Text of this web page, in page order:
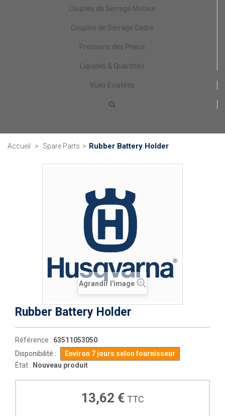
Couples de Serrage Moteur
Couples de Serrage Cadre
Pressions des Pneus
Liquides & Quantités
Vues Éclatées
Accueil > Spare Parts > Rubber Battery Holder
Agrandir l'image
Rubber Battery Holder
Référence : 63511053050
Disponibilité :
Environ 7 jours selon fournisseur
État : Nouveau produit
13,62 € TTC